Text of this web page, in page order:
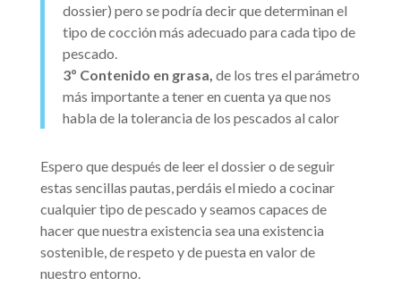
dossier) pero se podría decir que determinan el
tipo de cocción más adecuado para cada tipo de
pescado.
3º Contenido en grasa, de los tres el parámetro
más importante a tener en cuenta ya que nos
habla de la tolerancia de los pescados al calor
Espero que después de leer el dossier o de seguir
estas sencillas pautas, perdáis el miedo a cocinar
cualquier tipo de pescado y seamos capaces de
hacer que nuestra existencia sea una existencia
sostenible, de respeto y de puesta en valor de
nuestro entorno.